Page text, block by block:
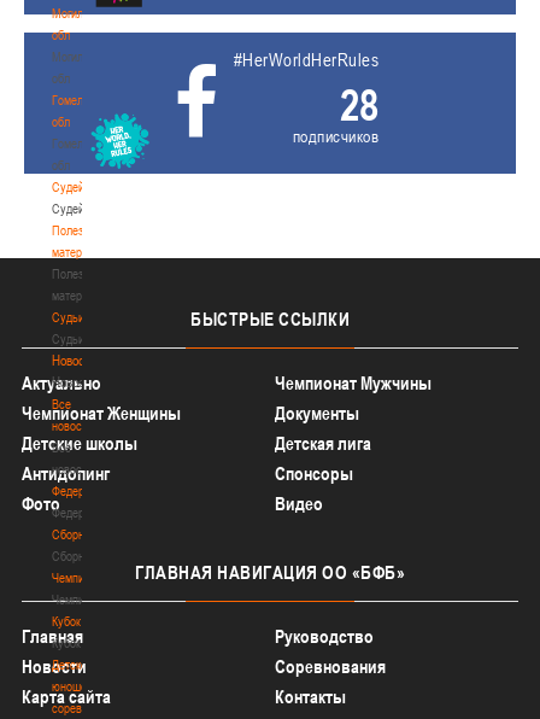
Могилевская
обл
Могилевская
обл
Гомельская
обл
Гомельская
обл
Судейство
Судейство
Полезные
материалы
Полезные
материалы
Судьи
Судьи
Новости
Новости
Все
новости
Все
новости
Федерация
Федерация
Сборные
Сборные
Чемпионат
Чемпионат
Кубок
Кубок
Детско-
юношеские
соревнования
#HerWorldHerRules
28
подписчиков
БЫСТРЫЕ ССЫЛКИ
Актуально
Чемпионат Мужчины
Чемпионат Женщины
Документы
Детские школы
Детская лига
Антидопинг
Спонсоры
Фото
Видео
ГЛАВНАЯ НАВИГАЦИЯ ОО «БФБ»
Главная
Руководство
Новости
Соревнования
Карта сайта
Контакты